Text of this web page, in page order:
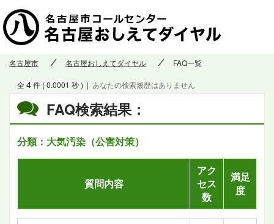
名古屋市 名古屋おしえてダイヤル FAQ一覧
FAQ検索結果：
分類：大気汚染（公害対策）
全4件 ( 0.0001 秒 ) | あなたの検索履歴はありません
質問内容
アク
セス
数
満足
度